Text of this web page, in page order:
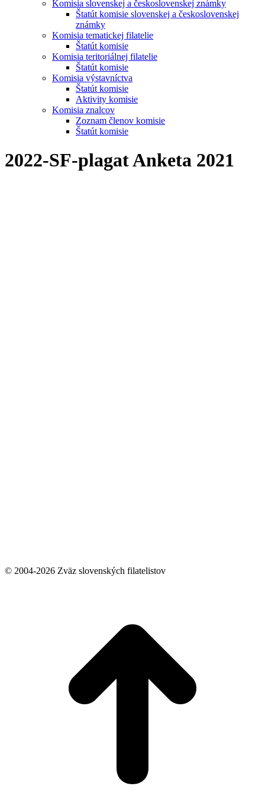
Komisia slovenskej a československej známky
Štatút komisie slovenskej a československej
známky
Komisia tematickej filatelie
Štatút komisie
Komisia teritoriálnej filatelie
Štatút komisie
Komisia výstavníctva
Štatút komisie
Aktivity komisie
Komisia znalcov
Zoznam členov komisie
Štatút komisie
2022-SF-plagat Anketa 2021
© 2004-2026 Zväz slovenských filatelistov